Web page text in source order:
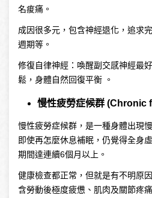
名痠痛。
成因很多元，包含神經退化，追求
週期等。
修復自律神經：喚醒副交感神經最
鬆，身體自然回復平衡 。
慢性疲勞症候群 (Chronic
慢性疲勞症候群，是一種身體出現
即使再怎麼休息補眠，仍覺得全身
期間達連續6個月以上。
健康檢查都正常，但就是有不明原
含勞動後極度疲憊、肌肉及關節疼